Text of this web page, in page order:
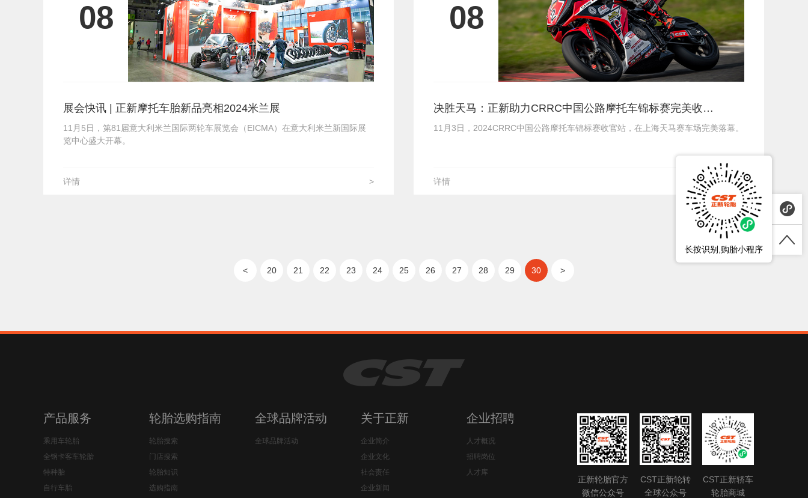
08
展会快讯 | 正新摩托车胎新品亮相2024米兰展
11月5日，第81届意大利米兰国际两轮车展览会（EICMA）在意大利米兰新国际展
览中心盛大开幕。
详情 >
08
决胜天马：正新助力CRRC中国公路摩托车锦标赛完美收…
11月3日，2024CRRC中国公路摩托车锦标赛收官站，在上海天马赛车场完美落幕。
详情 >
< 20 21 22 23 24 25 26 27 28 29 30 >
产品服务
乘用车轮胎
全钢卡客车轮胎
特种胎
自行车胎
轮胎选购指南
轮胎搜索
门店搜索
轮胎知识
选购指南
全球品牌活动
全球品牌活动
关于正新
企业简介
企业文化
社会责任
企业新闻
企业招聘
人才概况
招聘岗位
人才库
正新轮胎官方
微信公众号
CST正新轮转
全球公众号
CST正新轿车
轮胎商城
长按识别,购胎小程序